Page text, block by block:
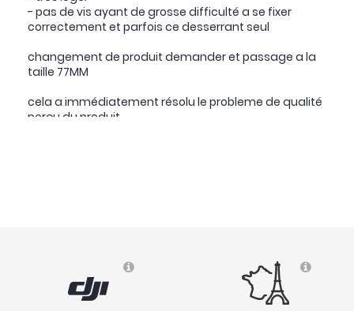
- pas de vis ayant de grosse difficulté a se fixer
correctement et parfois ce desserrant seul
changement de produit demander et passage a la
taille 77MM
cela a immédiatement résolu le probleme de qualité
perçu du produit
- les contrastes et la possibilité d'avoir une meilleure
dynamique directement a la prise de vue